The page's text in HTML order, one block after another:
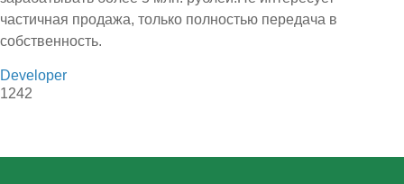
частичная продажа, только полностью передача в
собственность.
Developer
1242